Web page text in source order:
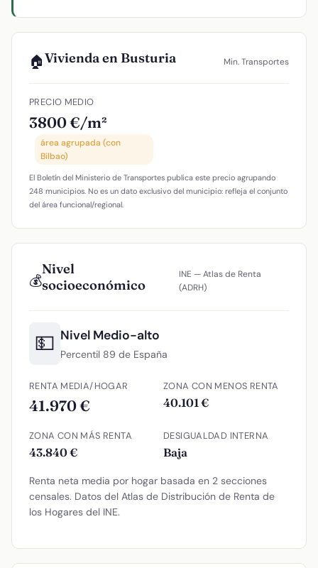
🏠Vivienda en Busturia Min. Transportes
PRECIO MEDIO
3800 €/m²
área agrupada (con
Bilbao)
El Boletín del Ministerio de Transportes publica este precio agrupando
248 municipios. No es un dato exclusivo del municipio: refleja el conjunto
del área funcional/regional.
💰
Nivel
socioeconómico
INE — Atlas de Renta
(ADRH)
💵 Nivel Medio-alto
Percentil 89 de España
RENTA MEDIA/HOGAR
41.970 €
ZONA CON MENOS RENTA
40.101 €
ZONA CON MÁS RENTA
43.840 €
DESIGUALDAD INTERNA
Baja
Renta neta media por hogar basada en 2 secciones
censales. Datos del Atlas de Distribución de Renta de
los Hogares del INE.